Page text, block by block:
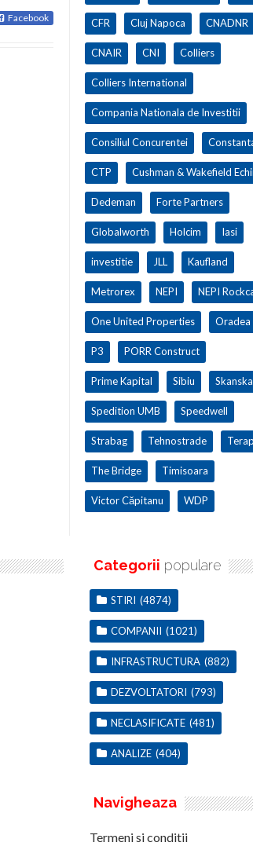
Facebook CFR Cluj Napoca CNADNR
CNAIR CNI Colliers
Colliers International
Compania Nationala de Investitii
Consiliul Concurentei
CTP Cushman & Wakefield
Dedeman Forte Partners
Globalworth Holcim Iasi
investitie JLL Kaufland
Metrorex NEPI NEPI
One United Properties Oradea
P3 PORR Construct
Prime Kapital Sibiu Skanska
Spedition UMB Speedwell
Strabag Tehnostrade
The Bridge Timisoara
Victor Căpitanu WDP
Categorii populare
STIRI (4874)
COMPANII (1021)
INFRASTRUCTURA (882)
DEZVOLTATORI (793)
NECLASIFICATE (481)
ANALIZE (404)
Navigheaza
Termeni si conditii